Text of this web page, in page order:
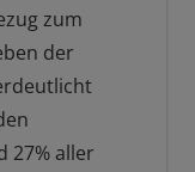
zum
der
27% aller